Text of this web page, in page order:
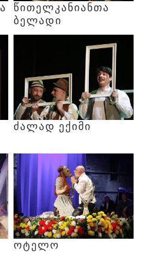
ᲬᲘᲗᲔᲚᲙᲐᲜᲘᲐᲜᲗᲐ
ᲑᲔᲚᲐᲓᲘ
ᲫᲐᲚᲐᲓ ᲔᲥᲘᲛᲘ
ᲝᲢᲔᲚᲝ